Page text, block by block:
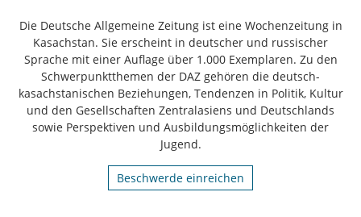
Die Deutsche Allgemeine Zeitung ist eine Wochenzeitung in
Kasachstan. Sie erscheint in deutscher und russischer
Sprache mit einer Auflage über 1.000 Exemplaren. Zu den
Schwerpunktthemen der DAZ gehören die deutsch-
kasachstanischen Beziehungen, Tendenzen in Politik, Kultur
und den Gesellschaften Zentralasiens und Deutschlands
sowie Perspektiven und Ausbildungsmöglichkeiten der
Jugend.
Beschwerde einreichen